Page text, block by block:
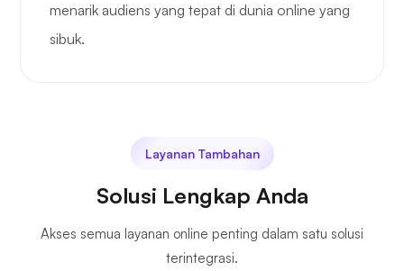
menarik audiens yang tepat di dunia online yang
sibuk.
Layanan Tambahan
Solusi Lengkap Anda
Akses semua layanan online penting dalam satu solusi
terintegrasi.